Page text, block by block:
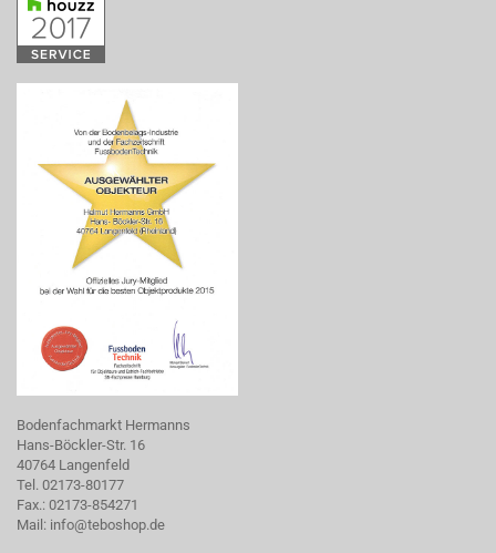
Bodenfachmarkt Hermanns
Hans-Böckler-Str. 16
40764 Langenfeld
Tel. 02173-80177
Fax.: 02173-854271
Mail: info@teboshop.de